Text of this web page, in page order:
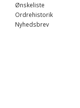
Ønskeliste
Ordrehistorik
Nyhedsbrev